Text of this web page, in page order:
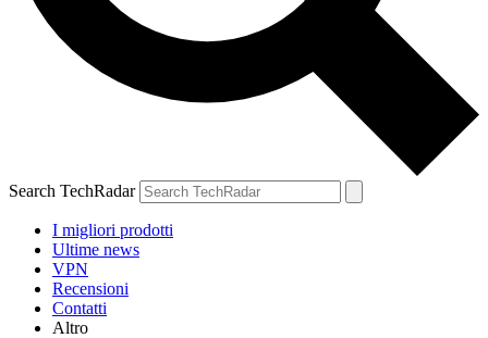
Search TechRadar
I migliori prodotti
Ultime news
VPN
Recensioni
Contatti
Altro